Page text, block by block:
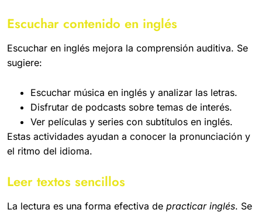
Escuchar contenido en inglés
Escuchar en inglés mejora la comprensión auditiva. Se
sugiere:
Escuchar música en inglés y analizar las letras.
Disfrutar de podcasts sobre temas de interés.
Ver películas y series con subtítulos en inglés.
Estas actividades ayudan a conocer la pronunciación y
el ritmo del idioma.
Leer textos sencillos
La lectura es una forma efectiva de practicar inglés. Se